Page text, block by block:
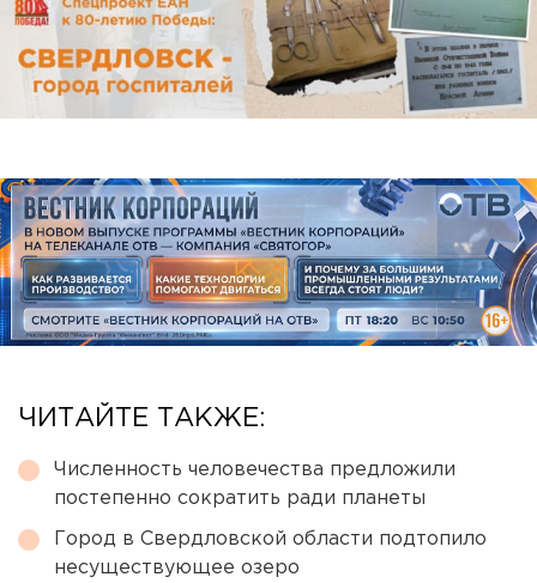
ЧИТАЙТЕ ТАКЖЕ:
Численность человечества предложили
постепенно сократить ради планеты
Город в Свердловской области подтопило
несуществующее озеро